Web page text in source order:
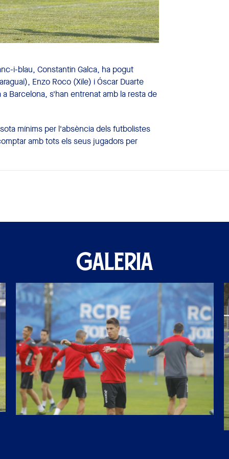
i-blau, Constantin Galca, ha pogut
Enzo Roco (Xile) i Óscar Duarte
Barcelona, s'han entrenat amb la resta de
mínims per l'absència dels futbolistes
amb tots els seus jugadors per
GALERIA